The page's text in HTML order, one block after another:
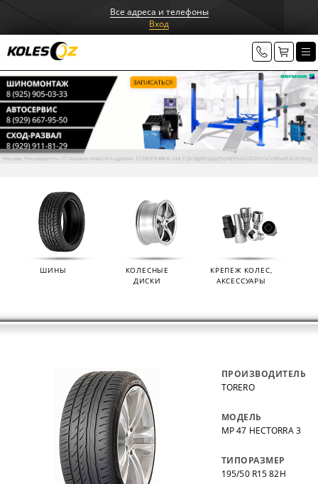
Все адреса и телефоны
Вход
ШИНЫ
КОЛЕСНЫЕ
ДИСКИ
КРЕПЕЖ КОЛЕС,
АКСЕССУАРЫ
ПРОИЗВОДИТЕЛЬ
TORERO
МОДЕЛЬ
MP 47 HECTORRA 3
ТИПОРАЗМЕР
195/50 R15 82H